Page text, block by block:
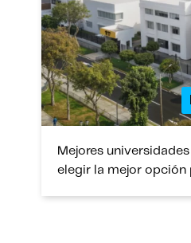
Mejores
elegir la mejor opción